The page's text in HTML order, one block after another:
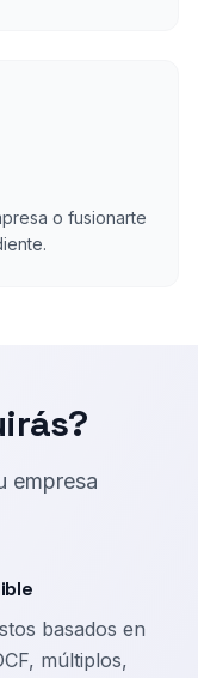
o fusionarte
empresa
basados en
múltiplos,